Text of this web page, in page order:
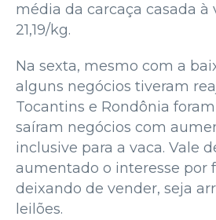
média da carcaça casada à
21,19/kg.
Na sexta, mesmo com a
alguns negócios tiveram
Tocantins e Rondônia
saíram negócios com
inclusive para a vaca. Vale
aumentado o interesse por
deixando de vender, seja
leilões.